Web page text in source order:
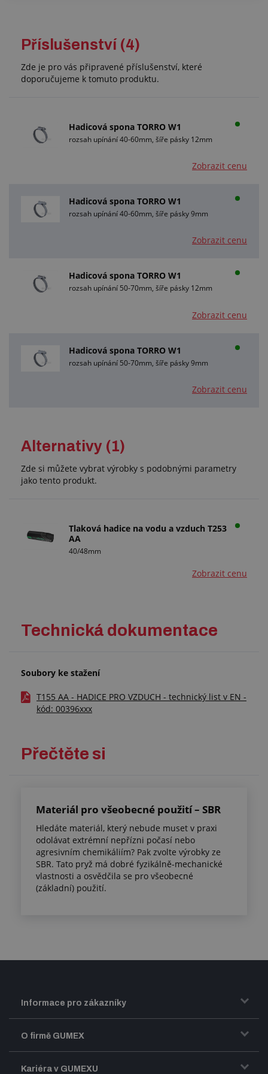
Příslušenství (4)
Zde je pro vás připravené příslušenství, které
doporučujeme k tomuto produktu.
Hadicová spona TORRO W1
rozsah upínání 40-60mm, šíře pásky 12mm
Zobrazit cenu
Hadicová spona TORRO W1
rozsah upínání 40-60mm, šíře pásky 9mm
Zobrazit cenu
Hadicová spona TORRO W1
rozsah upínání 50-70mm, šíře pásky 12mm
Zobrazit cenu
Hadicová spona TORRO W1
rozsah upínání 50-70mm, šíře pásky 9mm
Zobrazit cenu
Alternativy (1)
Zde si můžete vybrat výrobky s podobnými parametry
jako tento produkt.
Tlaková hadice na vodu a vzduch T253
AA
40/48mm
Zobrazit cenu
Technická dokumentace
Soubory ke stažení
T155 AA - HADICE PRO VZDUCH - technický list v EN -
kód: 00396xxx
Přečtěte si
Materiál pro všeobecné použití – SBR
Hledáte materiál, který nebude muset v praxi
odolávat extrémní nepřízni počasí nebo
agresivním chemikáliím? Pak zvolte výrobky ze
SBR. Tato pryž má dobré fyzikálně-mechanické
vlastnosti a osvědčila se pro všeobecné
(základní) použití.
Informace pro zákazníky
Doprava a zasílání zboží
O firmě GUMEX
Představení firmy GUMEX
Kariéra v GUMEXU